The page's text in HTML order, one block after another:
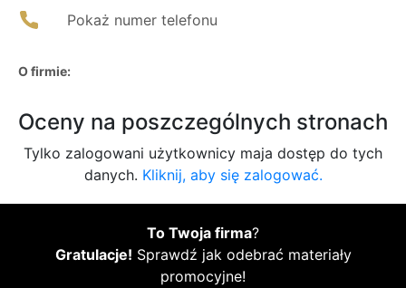
Pokaż numer telefonu
O firmie:
Oceny na poszczególnych stronach
Tylko zalogowani użytkownicy maja dostęp do tych
danych. Kliknij, aby się zalogować.
To Twoja firma?
Gratulacje! Sprawdź jak odebrać materiały
promocyjne!